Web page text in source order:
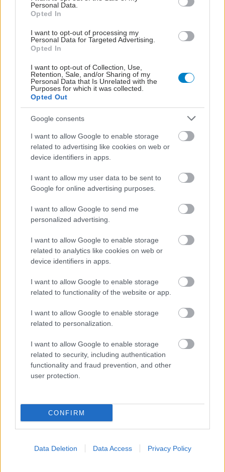
Personal Data.
Opted In
I want to opt-out of processing my
Personal Data for Targeted Advertising.
Opted In
I want to opt-out of Collection, Use,
Retention, Sale, and/or Sharing of my
Personal Data that Is Unrelated with the
Purposes for which it was collected.
Opted Out
Google consents
I want to allow Google to enable storage
related to advertising like cookies on web or
device identifiers in apps.
I want to allow my user data to be sent to
Google for online advertising purposes.
I want to allow Google to send me
personalized advertising.
I want to allow Google to enable storage
related to analytics like cookies on web or
device identifiers in apps.
I want to allow Google to enable storage
related to functionality of the website or app.
I want to allow Google to enable storage
related to personalization.
I want to allow Google to enable storage
related to security, including authentication
functionality and fraud prevention, and other
user protection.
CONFIRM
Data Deletion Data Access Privacy Policy
στο πρόβλημα
ερωτική ζωή
Σάββατο, 25 Οκτωβρίου 2008
Ψυχοσεξουαλική
ανάπτυξη του παιδιού
Παρασκευή, 24 Οκτωβρίου 2008
Ερευνα για τα
σεξουαλικά προβλήματα
Σεξ στις διακοπές
Δευτέρα, 17 Μαρτίου 2008
Σεξουαλικά προβλήματα
Προσθέστε το iatronet.gr στο Discover